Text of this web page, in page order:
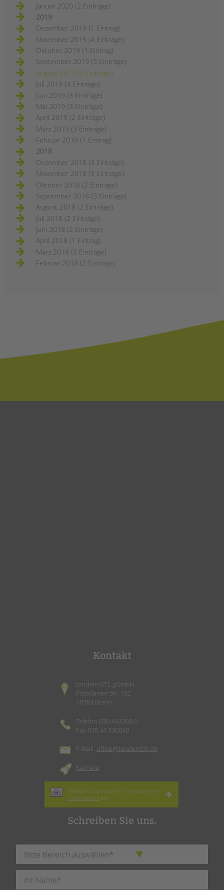
Januar 2020 (2 Einträge)
2019
Dezember 2019 (1 Eintrag)
November 2019 (4 Einträge)
Oktober 2019 (1 Eintrag)
September 2019 (3 Einträge)
August 2019 (3 Einträge)
Juli 2019 (4 Einträge)
Juni 2019 (3 Einträge)
Mai 2019 (3 Einträge)
April 2019 (2 Einträge)
März 2019 (3 Einträge)
Februar 2019 (1 Eintrag)
2018
Dezember 2018 (3 Einträge)
November 2018 (3 Einträge)
Oktober 2018 (2 Einträge)
September 2018 (3 Einträge)
August 2018 (2 Einträge)
Juli 2018 (2 Einträge)
Juni 2018 (2 Einträge)
April 2018 (1 Eintrag)
März 2018 (2 Einträge)
Februar 2018 (2 Einträge)
Kontakt
tandem BTL gGmbH
Potsdamer Str. 182
10783 Berlin
Telefon 030 443360-0
Fax 030 44 336040
E-Mail: office@tandembtl.de
Karriere
Melden Sie sich hier für unseren
Newsletter an.
Schreiben Sie uns.